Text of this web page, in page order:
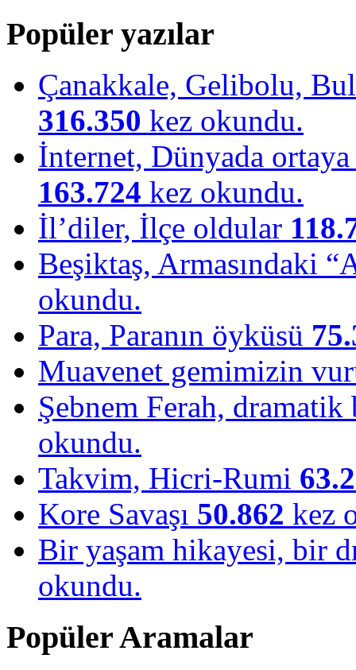
Popüler yazılar
Çanakkale, Gelibolu,
316.350 kez okundu.
İnternet, Dünyada
163.724 kez okundu.
İl’diler, İlçe oldular
Beşiktaş, Armasındaki
okundu.
Para, Paranın öyküsü
Muavenet gemimizin
Şebnem Ferah,
okundu.
Takvim, Hicri-Rumi
Kore Savaşı 50.862 kez
Bir yaşam hikayesi, bir
okundu.
Popüler Aramalar